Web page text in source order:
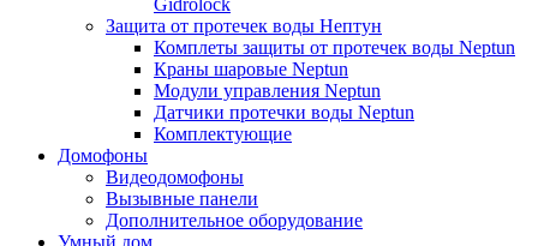
Защита от протечек воды Нептун
Комплеты защиты от протечек воды Neptun
Краны шаровые Neptun
Модули управления Neptun
Датчики протечки воды Neptun
Комплектующие
Домофоны
Видеодомофоны
Вызывные панели
Дополнительное оборудование
Умный дом